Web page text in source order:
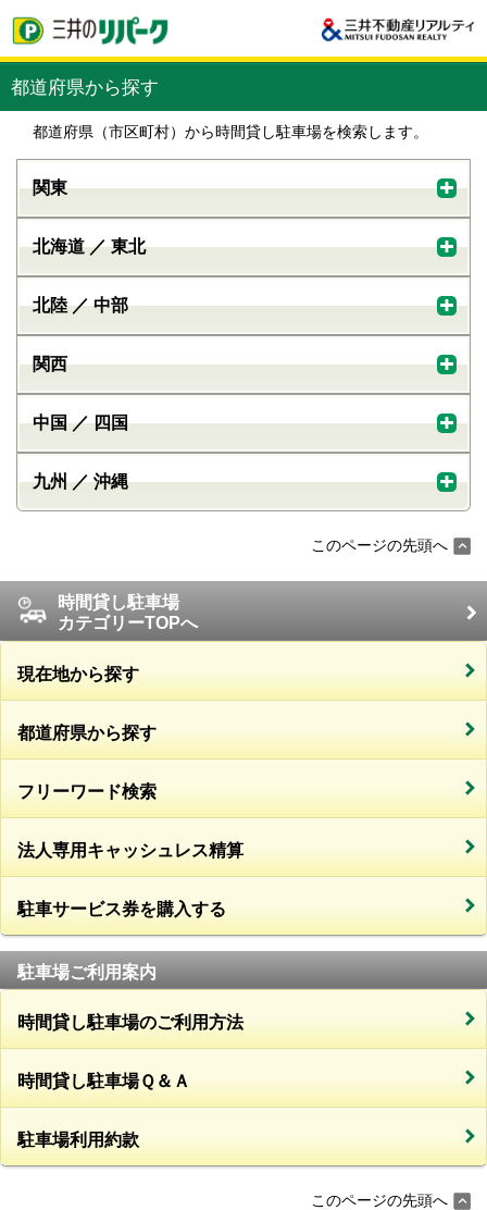
都道府県から探す
都道府県（市区町村）から時間貸し駐車場を検索します。
関東
北海道 ／ 東北
北陸 ／ 中部
関西
中国 ／ 四国
九州 ／ 沖縄
このページの先頭へ
時間貸し駐車場
カテゴリーTOPへ
現在地から探す
都道府県から探す
フリーワード検索
法人専用キャッシュレス精算
駐車サービス券を購入する
駐車場ご利用案内
時間貸し駐車場のご利用方法
時間貸し駐車場Ｑ＆Ａ
駐車場利用約款
このページの先頭へ